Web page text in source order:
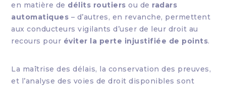
en matière de délits routiers ou de radars
automatiques – d’autres, en revanche, permettent
aux conducteurs vigilants d’user de leur droit au
recours pour éviter la perte injustifiée de points.
La maîtrise des délais, la conservation des preuves,
et l’analyse des voies de droit disponibles sont